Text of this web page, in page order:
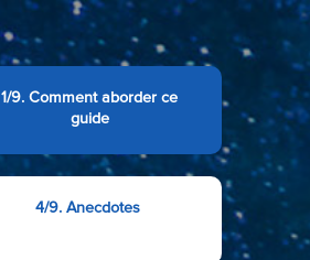
1/9. Comment aborder ce
guide
4/9. Anecdotes